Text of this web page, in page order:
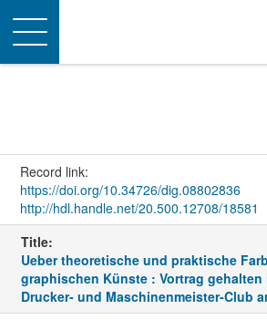
Toggle
navigation
Record link:
https://doi.org/10.34726/dig.08802836
http://hdl.handle.net/20.500.12708/18581
Title:
Ueber theoretische und praktische
graphischen Künste : Vortrag gehalten
Drucker- und Maschinenmeister-Club